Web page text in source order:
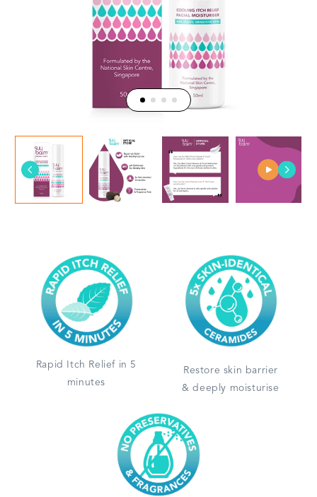
Rapid Itch Relief in 5
minutes
Restore skin barrier
& deeply moisturise